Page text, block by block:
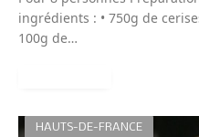
ingrédients : • 750g de
100g de…
HAUTS-DE-FRANCE